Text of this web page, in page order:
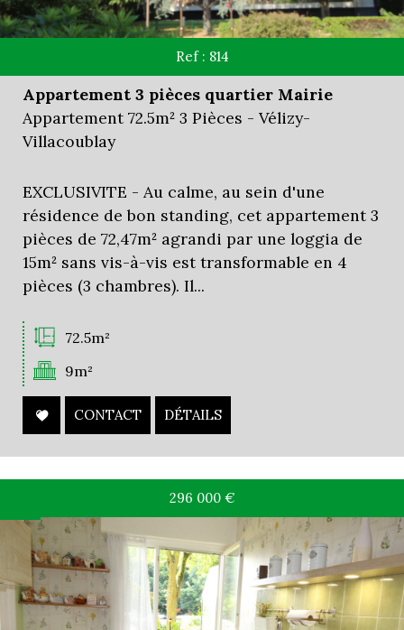
Ref : 814
Appartement 3 pièces quartier Mairie
Appartement 72.5m² 3 Pièces - Vélizy-
Villacoublay
EXCLUSIVITE - Au calme, au sein d'une
résidence de bon standing, cet appartement 3
pièces de 72,47m² agrandi par une loggia de
15m² sans vis-à-vis est transformable en 4
pièces (3 chambres). Il...
72.5m²
9m²
CONTACT DÉTAILS
296 000 €